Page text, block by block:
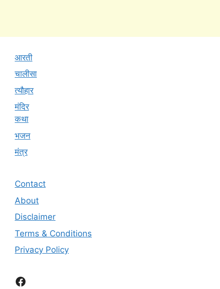
आरती
चालीसा
त्यौहार
मंदिर
कथा
भजन
मंत्र
Contact
About
Disclaimer
Terms & Conditions
Privacy Policy
Facebook